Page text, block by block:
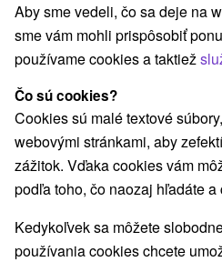
REZERVÁCIA A
Kontaktujte
Navigovať do miesta
O ZARIADENÍ VYBAVENIE
Aby sme vedeli, čo sa deje na
sme vám mohli prispôsobiť
používame cookies a taktiež
Čo sú cookies?
Cookies sú malé textové
webovými stránkami, aby
zážitok. Vďaka cookies vám
podľa toho, čo naozaj hľadáte a
Kedykoľvek sa môžete
používania cookies chcete